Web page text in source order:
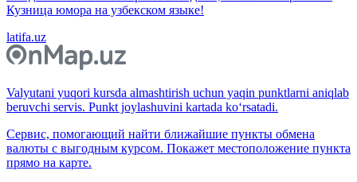
Кузница юмора на узбекском языке!
latifa.uz
Valyutani yuqori kursda almashtirish uchun yaqin punktlarni aniqlab
beruvchi servis. Punkt joylashuvini kartada ko‘rsatadi.
Сервис, помогающий найти ближайшие пункты обмена
валюты с выгодным курсом. Покажет местоположение пункта
прямо на карте.